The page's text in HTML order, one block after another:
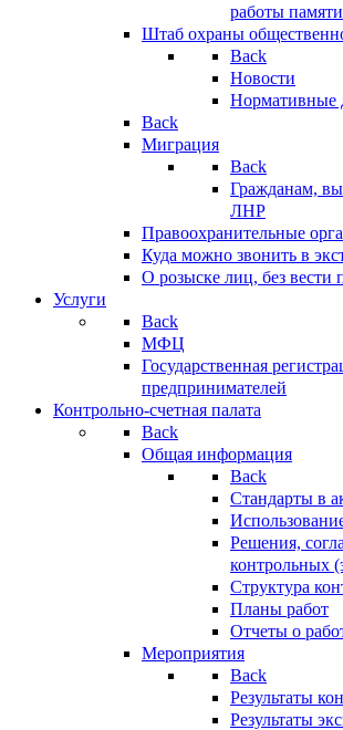
работы
Штаб охраны
Back
Новости
Нормативные
Back
Миграция
Back
Гражданам,
ЛНР
Правоохранительные
Куда можно звонить в
О розыске лиц, без вести
Услуги
Back
МФЦ
Государственная
предпринимателей
Контрольно-счетная палата
Back
Общая информация
Back
Стандарты в
Решения,
контрольных
Структура
Планы работ
Отчеты о
Мероприятия
Back
Результаты
Результаты